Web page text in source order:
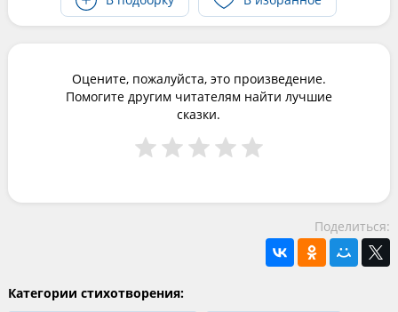
Оцените, пожалуйста, это произведение.
Помогите другим читателям найти лучшие
сказки.
Поделиться:
Категории стихотворения: